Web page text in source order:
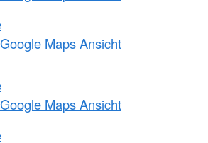
Maps Ansicht
Maps Ansicht